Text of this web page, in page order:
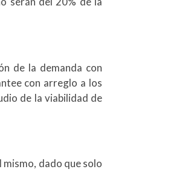
de la demanda con
con arreglo a los
de la viabilidad de
mismo, dado que solo